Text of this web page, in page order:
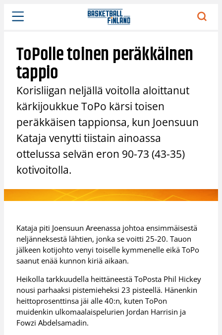
Siirry
sisältöön
ToPolle toinen peräkkäinen
tappio
Korisliigan neljällä voitolla aloittanut
kärkijoukkue ToPo kärsi toisen
peräkkäisen tappionsa, kun Joensuun
Kataja venytti tiistain ainoassa
ottelussa selvän eron 90-73 (43-35)
kotivoitolla.
Kataja piti Joensuun Areenassa johtoa ensimmäisestä
neljänneksestä lähtien, jonka se voitti 25-20. Tauon
jälkeen kotijohto venyi toiselle kymmenelle eikä ToPo
saanut enää kunnon kiriä aikaan.
Heikolla tarkkuudella heittäneestä ToPosta Phil Hickey
nousi parhaaksi pistemieheksi 23 pisteellä. Hänenkin
heittoprosenttinsa jäi alle 40:n, kuten ToPon
muidenkin ulkomaalaispelurien Jordan Harrisin ja
Fowzi Abdelsamadin.